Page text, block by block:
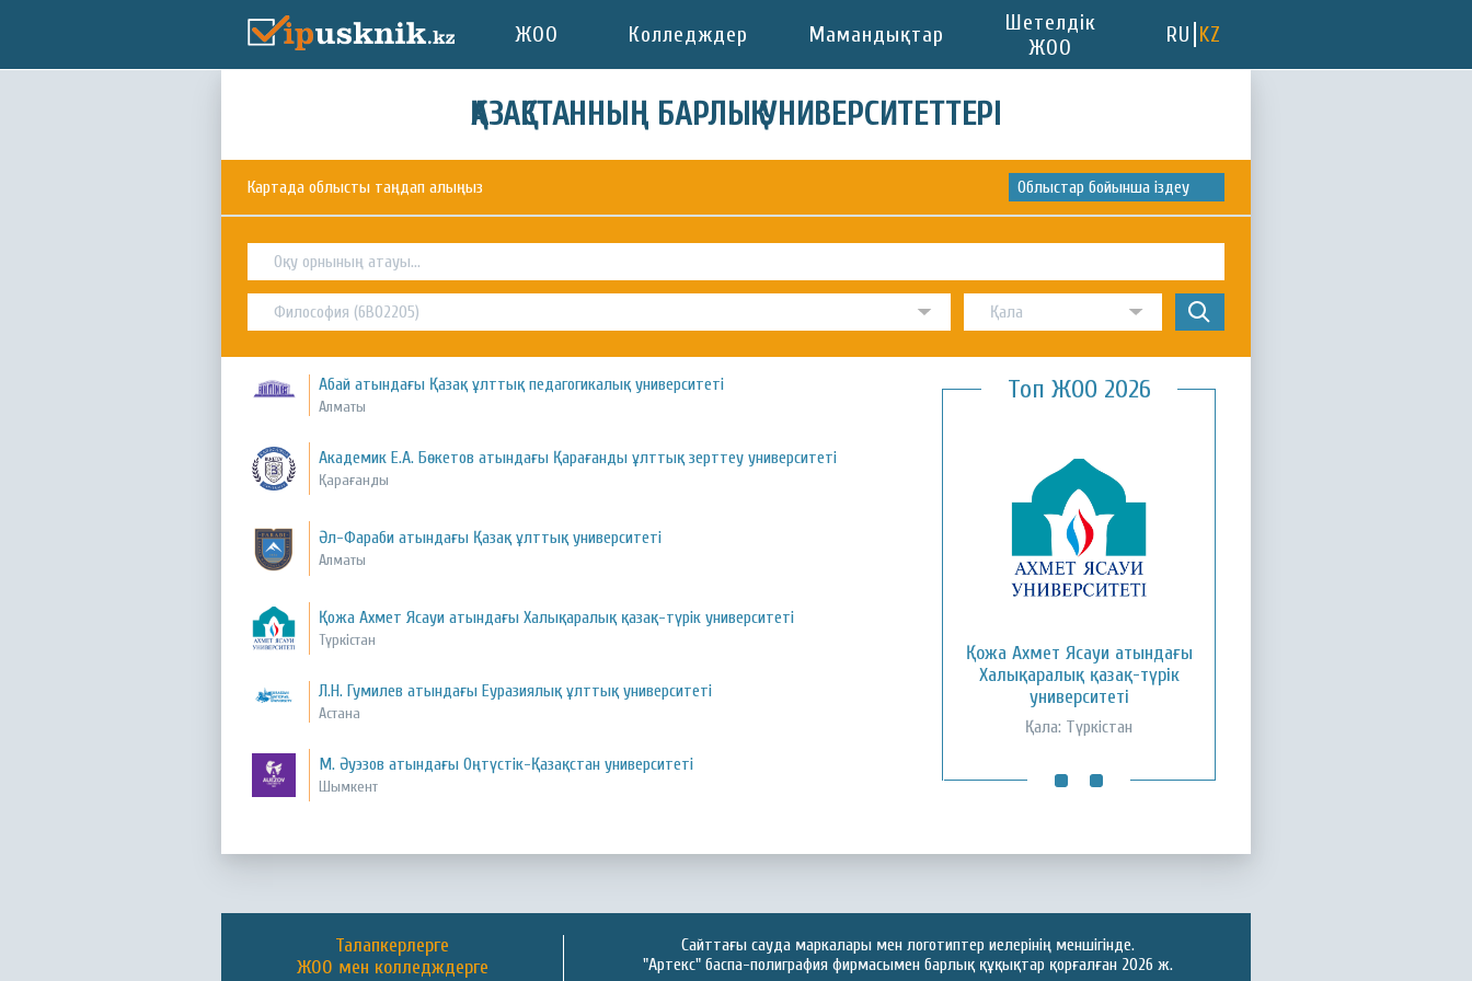
ЖОО Колледждер Мамандықтар
Шетелдік
ЖОО
RU KZ
ҚАЗАҚСТАННЫҢ БАРЛЫҚ УНИВЕРСИТЕТТЕРІ
Картада облысты таңдап алыңыз Облыстар бойынша іздеу
Абай атындағы Қазақ ұлттық педагогикалық университеті
Алматы
Академик Е.А. Бөкетов атындағы Қарағанды ұлттық зерттеу университеті
Қарағанды
Әл-Фараби атындағы Қазақ ұлттық университеті
Алматы
Қожа Ахмет Ясауи атындағы Халықаралық қазақ-түрік университеті
Түркістан
Л.Н. Гумилев атындағы Еуразиялық ұлттық университеті
Астана
М. Әуэзов атындағы Оңтүстік-Қазақстан университеті
Шымкент
Топ ЖОО 2026
Қожа Ахмет Ясауи атындағы
Халықаралық қазақ-түрік
университеті
Қала: Түркістан
Қызылорда ашық
университеті
Қала: Қызылорда
Талапкерлерге
ЖОО мен колледждерге
Сайттағы сауда маркалары мен логотиптер иелерінің меншігінде.
"Артекс" баспа-полиграфия фирмасымен барлық құқықтар қорғалған 2026 ж.